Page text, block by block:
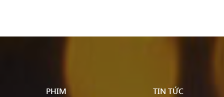
PHIM TIN TỨC